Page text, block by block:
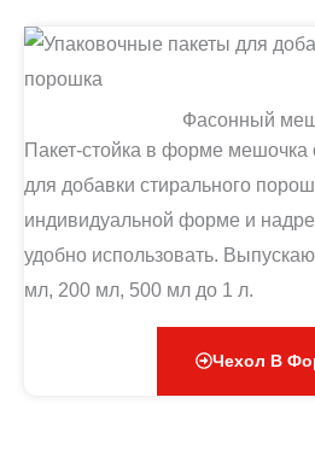
Фасонный
Пакет-стойка в форме мешочка
для добавки стирального
индивидуальной форме и
удобно использовать.
мл, 200 мл, 500 мл до 1 л.
Чехол В